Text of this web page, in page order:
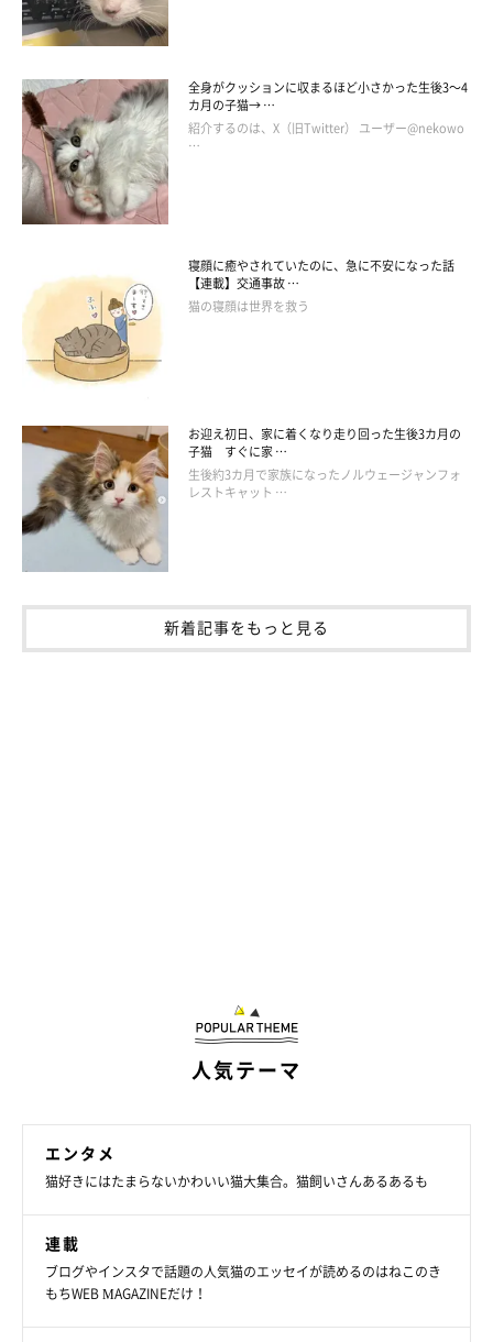
全身がクッションに収まるほど小さかった生後3～4
カ月の子猫→ …
紹介するのは、X（旧Twitter） ユーザー@nekowo
…
寝顔に癒やされていたのに、急に不安になった話
【連載】交通事故 …
猫の寝顔は世界を救う
お迎え初日、家に着くなり走り回った生後3カ月の
子猫 すぐに家 …
生後約3カ月で家族になったノルウェージャンフォ
レストキャット …
新着記事をもっと見る
人気テーマ
エンタメ
猫好きにはたまらないかわいい猫大集合。猫飼いさんあるあるも
連載
ブログやインスタで話題の人気猫のエッセイが読めるのはねこのき
もちWEB MAGAZINEだけ！